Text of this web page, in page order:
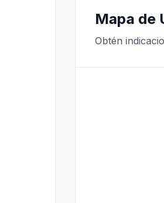
Mapa de
Obtén